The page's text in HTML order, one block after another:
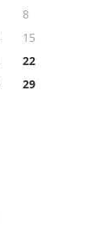
8
15
22
29